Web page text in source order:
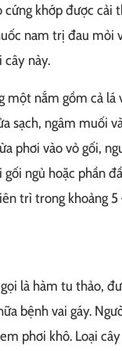
khớp được cải
nam trị đau mỏi
cây này.
một nắm gồm cả lá
sạch, ngâm muối
phơi vào vỏ gối,
ngủ hoặc phần
trì trong khoảng
là hàm tu thảo,
bệnh vai gáy.
phơi khô. Loại